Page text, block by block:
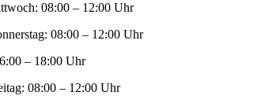
08:00 – 12:00 Uhr
08:00 – 12:00 Uhr
– 18:00 Uhr
08:00 – 12:00 Uhr